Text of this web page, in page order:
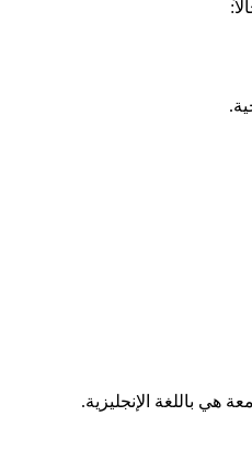
هي باللغة الإنجليزية.